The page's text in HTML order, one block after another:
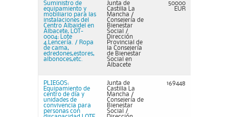
Suministro de
equipamiento y
mobiliario para las
instalaciones del
Centro Albaidel en
Albacete, LOT-
0004: Lote
4.Lencería. / Ropa
de cama,
edredones,estores,
albonoces,etc.
Junta de
Castilla La
Mancha /
Consejería de
Bienestar
Social /
Dirección
Provincial de
la Consejería
de Bienestar
Social en
Albacete
50000
EUR
PLIEGOS:
Equipamiento de
centro de día y
unidades de
convivencia para
personas con
Junta de
Castilla La
Mancha /
Consejería de
Bienestar
Social /
169448